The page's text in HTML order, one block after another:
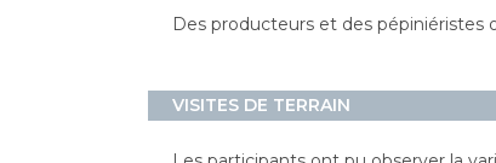
Des producteurs et des pépiniéristes
VISITES DE TERRAIN